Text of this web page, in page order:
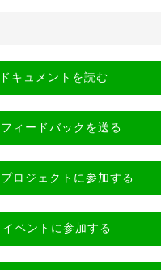
ドキュメントを読む
フィードバックを送る
プロジェクトに参加する
イベントに参加する